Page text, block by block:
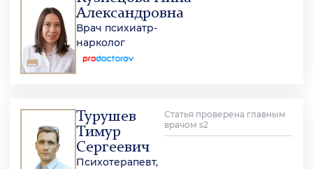
Александровна
Врач психиатр-
нарколог
Турушев
Тимур
Сергеевич
Психотерапевт,
Статья проверена главным
врачом s2